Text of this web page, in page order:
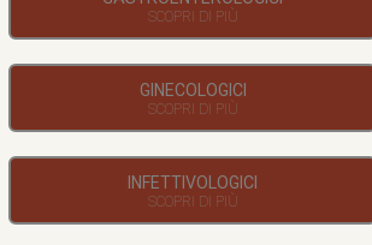
GINECOLOGICI
INFETTIVOLOGICI